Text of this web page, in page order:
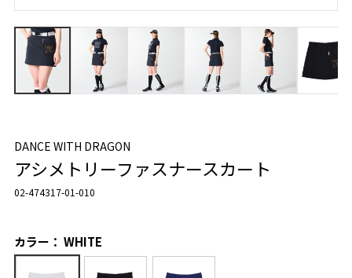
DANCE WITH DRAGON
アシメトリーファスナースカート
02-474317-01-010
カラー： WHITE